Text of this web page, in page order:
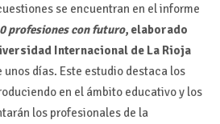
se encuentran en el informe
profesiones con futuro, elaborado
Internacional de La Rioja
unos días. Este estudio destaca los
en el ámbito educativo y los
los profesionales de la